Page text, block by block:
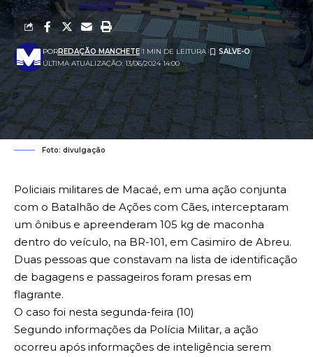
ÚLTIMA ATUALIZAÇÃO: 13/06/2024 14:00
PORREDAÇÃO MANCHETE 1 MIN DE LEITURA
Foto: divulgação
Policiais militares de Macaé, em uma ação conjunta
com o Batalhão de Ações com Cães, interceptaram
um ônibus e apreenderam 105 kg de maconha
dentro do veículo, na BR-101, em Casimiro de Abreu.
Duas pessoas que constavam na lista de identificação
de bagagens e passageiros foram presas em
flagrante.
O caso foi nesta segunda-feira (10)
Segundo informações da Polícia Militar, a ação
ocorreu após informações de inteligência serem